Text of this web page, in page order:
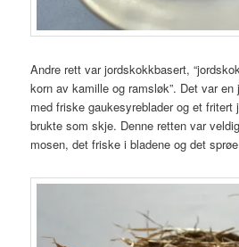
Andre rett var jordskokkbasert,
korn av kamille og ramsløk”. Det var
med friske gaukesyreblader og et fritert
brukte som skje. Denne retten var
mosen, det friske i bladene og det sprøe